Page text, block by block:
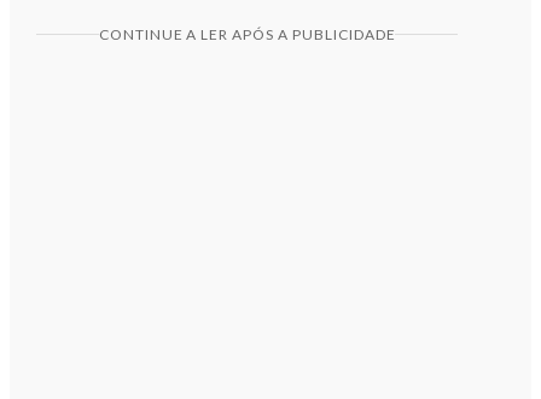
CONTINUE A LER APÓS A PUBLICIDADE